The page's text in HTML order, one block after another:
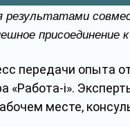
результатами
присоединение
передачи опыта
«Работа-i».
месте,